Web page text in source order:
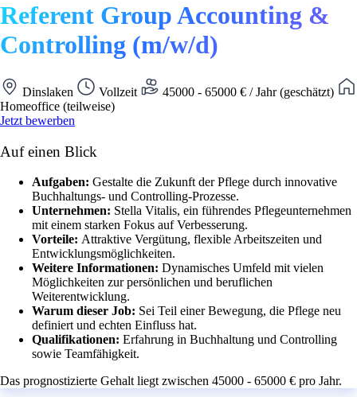
Referent Group Accounting &
Controlling (m/w/d)
Dinslaken Vollzeit
45000 - 65000 € / Jahr (geschätzt)
Homeoffice (teilweise)
Jetzt bewerben
Auf einen Blick
Aufgaben: Gestalte die Zukunft der Pflege durch innovative
Buchhaltungs- und Controlling-Prozesse.
Unternehmen: Stella Vitalis, ein führendes Pflegeunternehmen
mit einem starken Fokus auf Verbesserung.
Vorteile: Attraktive Vergütung, flexible Arbeitszeiten und
Entwicklungsmöglichkeiten.
Weitere Informationen: Dynamisches Umfeld mit vielen
Möglichkeiten zur persönlichen und beruflichen
Weiterentwicklung.
Warum dieser Job: Sei Teil einer Bewegung, die Pflege neu
definiert und echten Einfluss hat.
Qualifikationen: Erfahrung in Buchhaltung und Controlling
sowie Teamfähigkeit.
Das prognostizierte Gehalt liegt zwischen 45000 - 65000 € pro Jahr.